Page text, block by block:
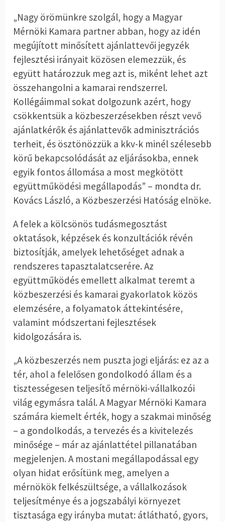
„Nagy örömünkre szolgál, hogy a Magyar
Mérnöki Kamara partner abban, hogy az idén
megújított minősített ajánlattevői jegyzék
fejlesztési irányait közösen elemezzük, és
együtt határozzuk meg azt is, miként lehet azt
összehangolni a kamarai rendszerrel.
Kollégáimmal sokat dolgozunk azért, hogy
csökkentsük a közbeszerzésekben részt vevő
ajánlatkérők és ajánlattevők adminisztrációs
terheit, és ösztönözzük a kkv-k minél szélesebb
körű bekapcsolódását az eljárásokba, ennek
egyik fontos állomása a most megkötött
együttműködési megállapodás” – mondta dr.
Kovács László, a Közbeszerzési Hatóság elnöke.
A felek a kölcsönös tudásmegosztást
oktatások, képzések és konzultációk révén
biztosítják, amelyek lehetőséget adnak a
rendszeres tapasztalatcserére. Az
együttműködés emellett alkalmat teremt a
közbeszerzési és kamarai gyakorlatok közös
elemzésére, a folyamatok áttekintésére,
valamint módszertani fejlesztések
kidolgozására is.
„A közbeszerzés nem puszta jogi eljárás: ez az a
tér, ahol a felelősen gondolkodó állam és a
tisztességesen teljesítő mérnöki-vállalkozói
világ egymásra talál. A Magyar Mérnöki Kamara
számára kiemelt érték, hogy a szakmai minőség
– a gondolkodás, a tervezés és a kivitelezés
minősége – már az ajánlattétel pillanatában
megjelenjen. A mostani megállapodással egy
olyan hidat erősítünk meg, amelyen a
mérnökök felkészültsége, a vállalkozások
teljesítménye és a jogszabályi környezet
tisztasága egy irányba mutat: átlátható, gyors,